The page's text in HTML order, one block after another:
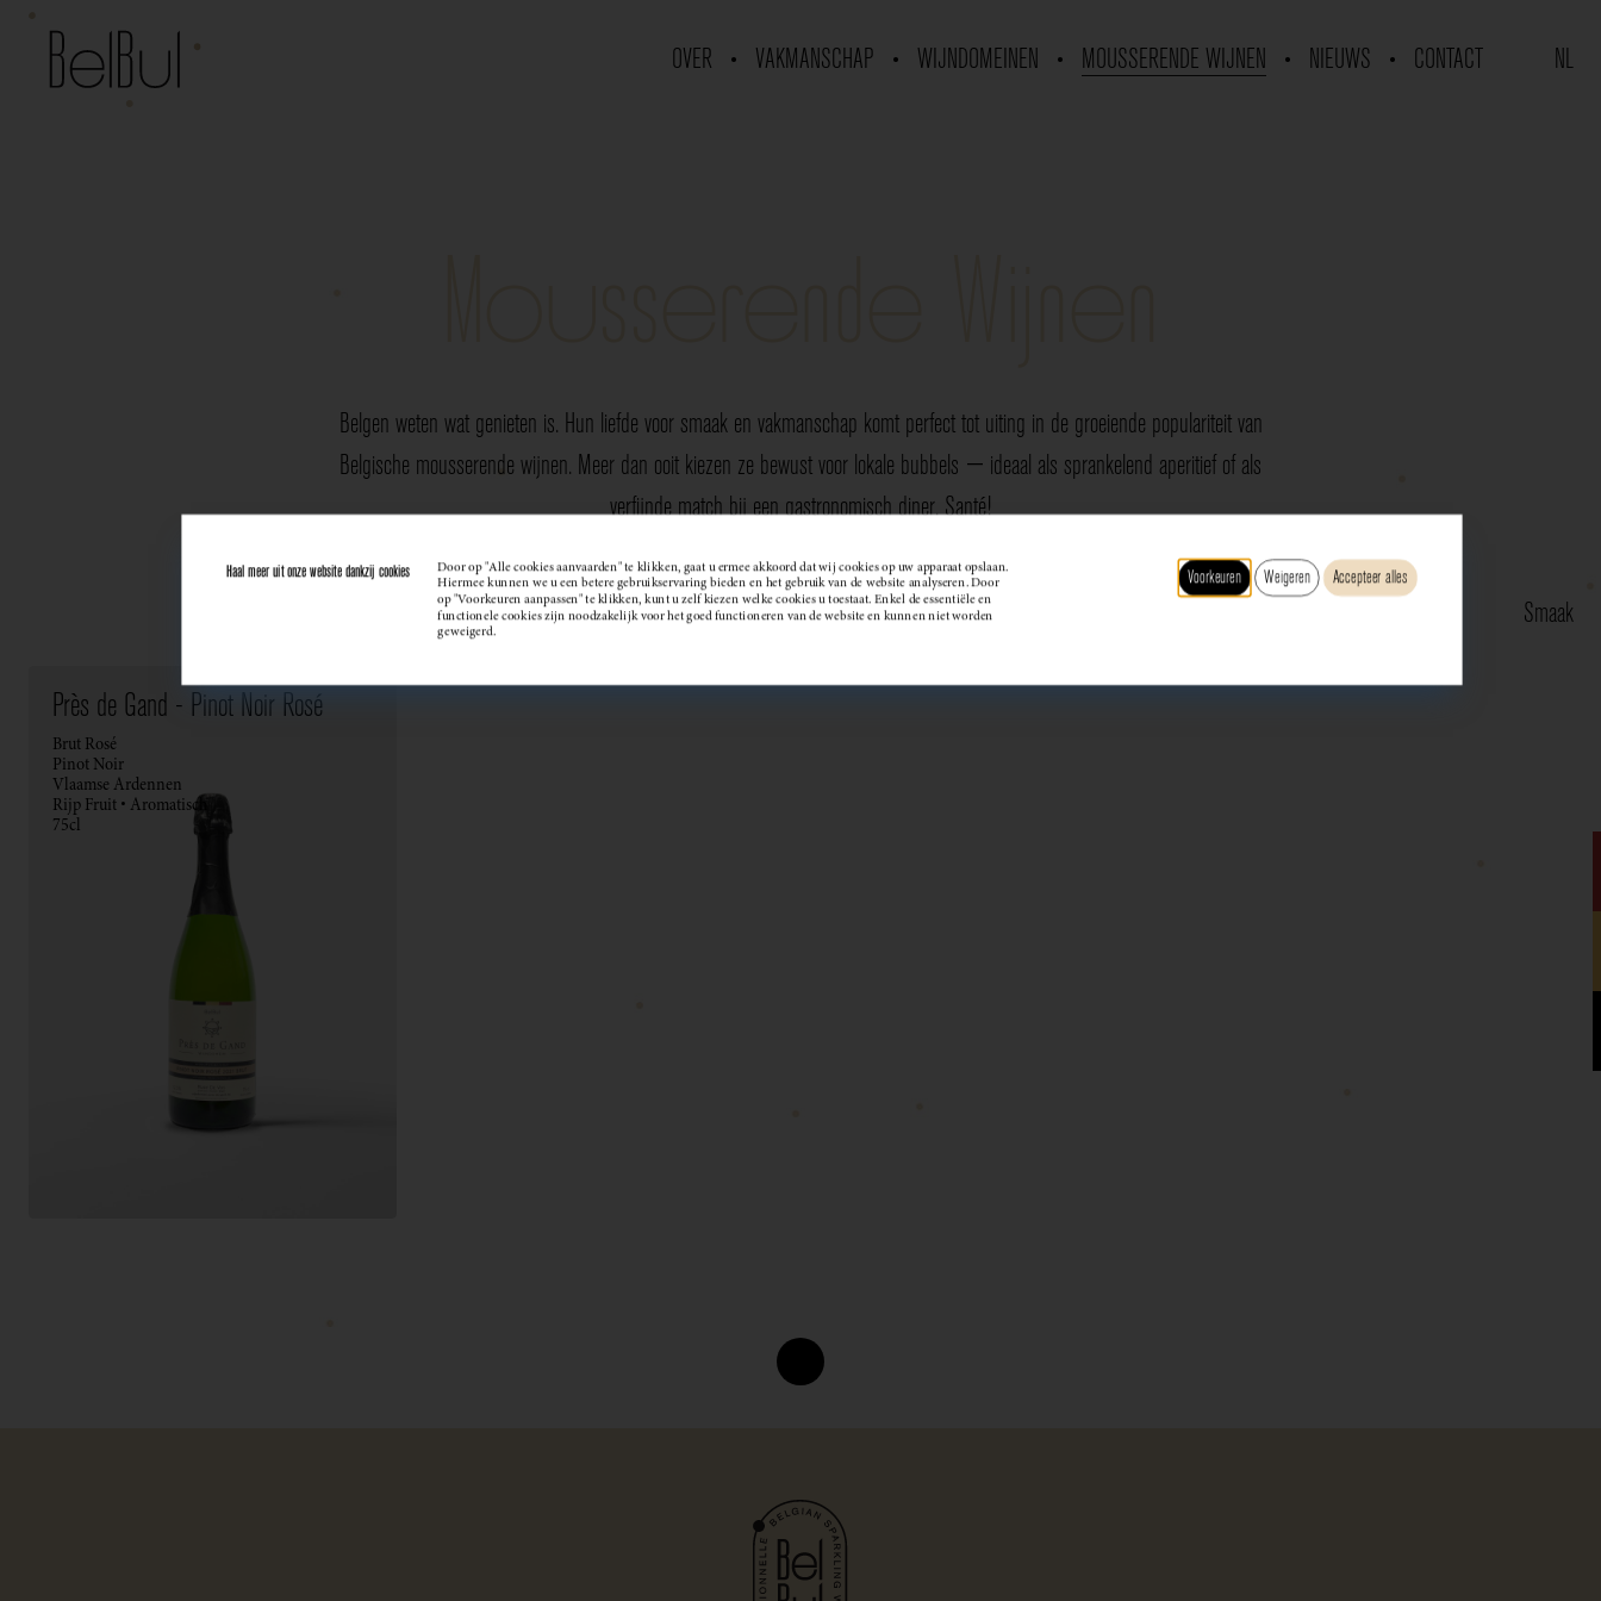
OVER VAKMANSCHAP WIJNDOMEINEN MOUSSERENDE WIJNEN NIEUWS CONTACT NL
Belgen weten wat genieten is. Hun liefde voor smaak en vakmanschap komt perfect tot uiting in de groeiende populariteit van
Belgische mousserende wijnen. Meer dan ooit kiezen ze bewust voor lokale bubbels — ideaal als sprankelend aperitief of als
verfijnde match bij een gastronomisch diner. Santé!
Wijndomein Smaak
Près de Gand - Pinot Noir Rosé
Brut Rosé
Pinot Noir
Vlaamse Ardennen
Rijp Fruit • Aromatisch
75cl
Haal meer uit onze website dankzij cookies Door op "Alle cookies aanvaarden" te klikken, gaat u ermee akkoord dat wij cookies op uw apparaat opslaan.
Hiermee kunnen we u een betere gebruikservaring bieden en het gebruik van de website analyseren. Door
op "Voorkeuren aanpassen" te klikken, kunt u zelf kiezen welke cookies u toestaat. Enkel de essentiële en
functionele cookies zijn noodzakelijk voor het goed functioneren van de website en kunnen niet worden
geweigerd.
Voorkeuren Weigeren Accepteer alles